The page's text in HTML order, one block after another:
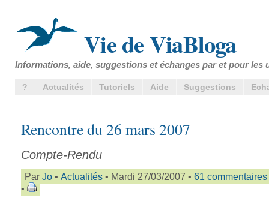
Vie de ViaBloga
Informations, aide, suggestions et échanges par et pour les
? Actualités Tutoriels Aide Suggestions
Rencontre du 26 mars 2007
Compte-Rendu
Par Jo • Actualités • Mardi 27/03/2007 • 61 commentaires
•